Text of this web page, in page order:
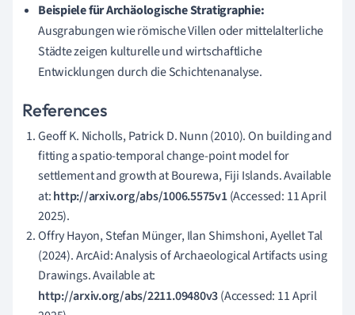
Beispiele für Archäologische Stratigraphie:
Ausgrabungen wie römische Villen oder mittelalterliche
Städte zeigen kulturelle und wirtschaftliche
Entwicklungen durch die Schichtenanalyse.
References
Geoff K. Nicholls, Patrick D. Nunn (2010). On building and
fitting a spatio-temporal change-point model for
settlement and growth at Bourewa, Fiji Islands. Available
at:http://arxiv.org/abs/1006.5575v1(Accessed: 11 April
2025).
Offry Hayon, Stefan Münger, Ilan Shimshoni, Ayellet Tal
(2024). ArcAid: Analysis of Archaeological Artifacts using
Drawings. Available at:
http://arxiv.org/abs/2211.09480v3(Accessed: 11 April